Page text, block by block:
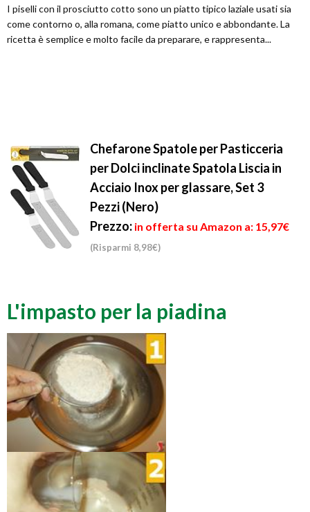
I piselli con il prosciutto cotto sono un piatto tipico laziale usati sia
come contorno o, alla romana, come piatto unico e abbondante. La
ricetta è semplice e molto facile da preparare, e rappresenta...
Chefarone Spatole per Pasticceria
per Dolci inclinate Spatola Liscia in
Acciaio Inox per glassare, Set 3
Pezzi (Nero)
Prezzo: in offerta su Amazon a: 15,97€
(Risparmi 8,98€)
L'impasto per la piadina